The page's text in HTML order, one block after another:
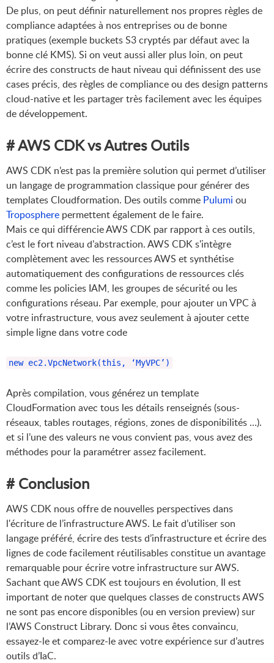
De plus, on peut définir naturellement nos propres règles de
compliance adaptées à nos entreprises ou de bonne
pratiques (exemple buckets S3 cryptés par défaut avec la
bonne clé KMS). Si on veut aussi aller plus loin, on peut
écrire des constructs de haut niveau qui définissent des use
cases précis, des règles de compliance ou des design patterns
cloud-native et les partager très facilement avec les équipes
de développement.
# AWS CDK vs Autres Outils
AWS CDK n’est pas la première solution qui permet d’utiliser
un langage de programmation classique pour générer des
templates Cloudformation. Des outils comme Pulumi ou
Troposphere permettent également de le faire.
Mais ce qui différencie AWS CDK par rapport à ces outils,
c’est le fort niveau d’abstraction. AWS CDK s'intègre
complètement avec les ressources AWS et synthétise
automatiquement des configurations de ressources clés
comme les policies IAM, les groupes de sécurité ou les
configurations réseau. Par exemple, pour ajouter un VPC à
votre infrastructure, vous avez seulement à ajouter cette
simple ligne dans votre code
new ec2.VpcNetwork(this, ‘MyVPC’)
Après compilation, vous générez un template
CloudFormation avec tous les détails renseignés (sous-
réseaux, tables routages, régions, zones de disponibilités …).
et si l’une des valeurs ne vous convient pas, vous avez des
méthodes pour la paramétrer assez facilement.
# Conclusion
AWS CDK nous offre de nouvelles perspectives dans
l'écriture de l’infrastructure AWS. Le fait d’utiliser son
langage préféré, écrire des tests d’infrastructure et écrire des
lignes de code facilement réutilisables constitue un avantage
remarquable pour écrire votre infrastructure sur AWS.
Sachant que AWS CDK est toujours en évolution, Il est
important de noter que quelques classes de constructs AWS
ne sont pas encore disponibles (ou en version preview) sur
l’AWS Construct Library. Donc si vous êtes convaincu,
essayez-le et comparez-le avec votre expérience sur d’autres
outils d’IaC.